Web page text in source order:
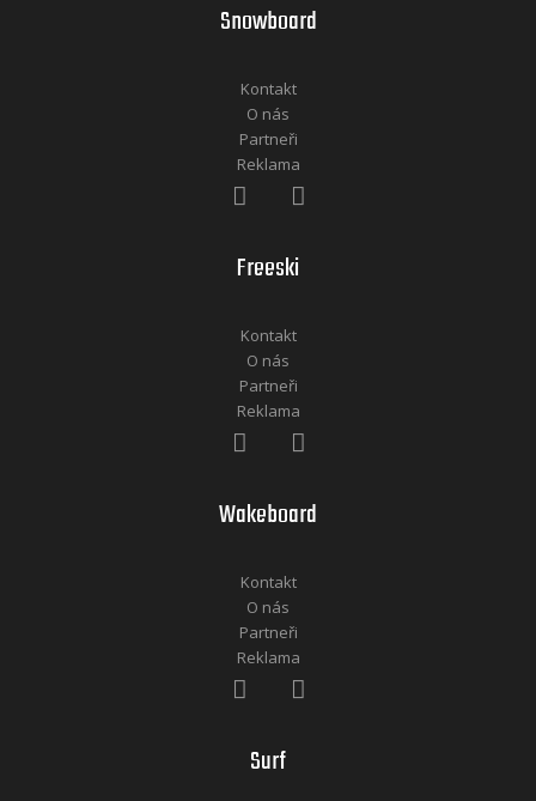
Snowboard
Kontakt
O nás
Partneři
Reklama
Freeski
Kontakt
O nás
Partneři
Reklama
Wakeboard
Kontakt
O nás
Partneři
Reklama
Surf